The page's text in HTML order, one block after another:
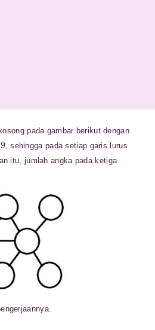
pada gambar berikut dengan
9
, sehingga pada setiap garis lurus
itu, jumlah angka pada ketiga